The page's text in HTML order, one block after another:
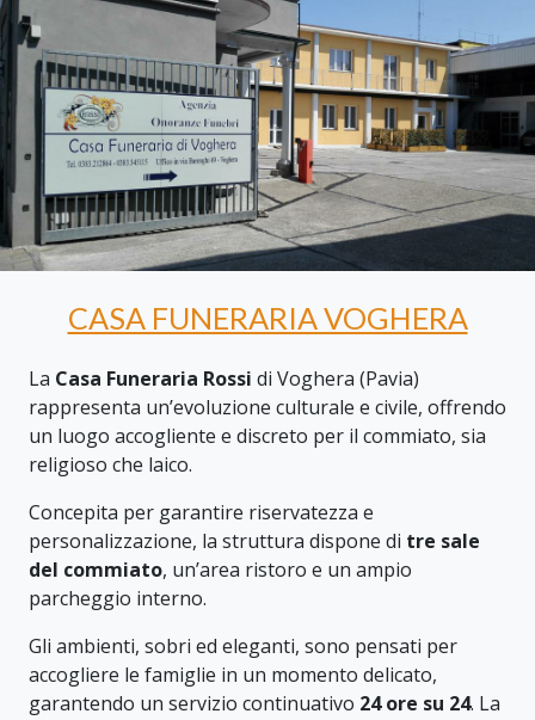
CASA FUNERARIA VOGHERA
La Casa Funeraria Rossi di Voghera (Pavia)
rappresenta un’evoluzione culturale e civile, offrendo
un luogo accogliente e discreto per il commiato, sia
religioso che laico.
Concepita per garantire riservatezza e
personalizzazione, la struttura dispone di tre sale
del commiato, un’area ristoro e un ampio
parcheggio interno.
Gli ambienti, sobri ed eleganti, sono pensati per
accogliere le famiglie in un momento delicato,
garantendo un servizio continuativo 24 ore su 24. La